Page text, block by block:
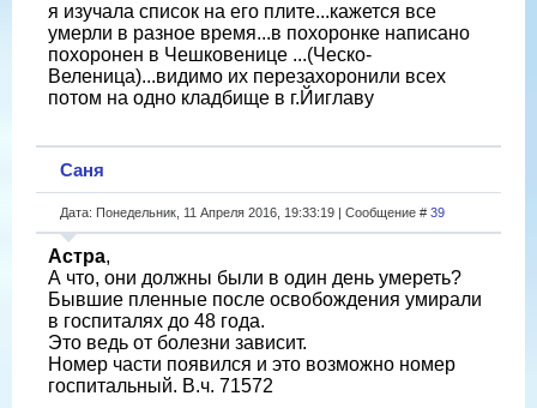
я изучала список на его плите...кажется все
умерли в разное время...в похоронке написано
похоронен в Чешковенице ...(Ческо-
Веленица)...видимо их перезахоронили всех
потом на одно кладбище в г.Йиглаву
Саня
Дата: Понедельник, 11 Апреля 2016, 19:33:19 | Сообщение # 39
Астра,
А что, они должны были в один день умереть?
Бывшие пленные после освобождения умирали
в госпиталях до 48 года.
Это ведь от болезни зависит.
Номер части появился и это возможно номер
госпитальный. В.ч. 71572